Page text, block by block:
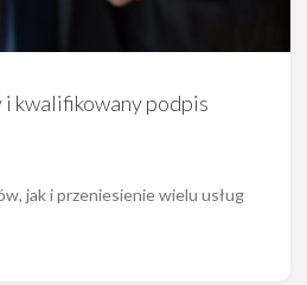
kwalifikowany podpis
jak i przeniesienie wielu usług